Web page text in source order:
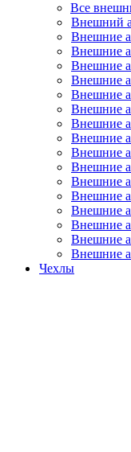
Все
Внешний
Внешние
Внешние
Внешние
Внешние
Внешние
Внешние
Внешние
Внешние
Внешние
Внешние
Внешние
Внешние
Внешние
Внешние
Внешние
Внешние
Чехлы